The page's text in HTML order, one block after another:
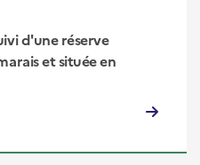
d'une réserve
et située en